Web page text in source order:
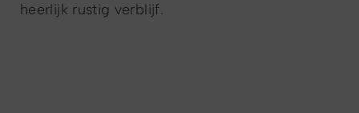
heerlijk rustig verblijf.